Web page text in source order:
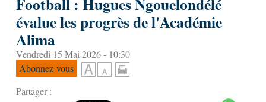
évalue les progrès de l'Académie
Alima
Vendredi 15 Mai 2026 - 10:30
Abonnez-vous
Partager :